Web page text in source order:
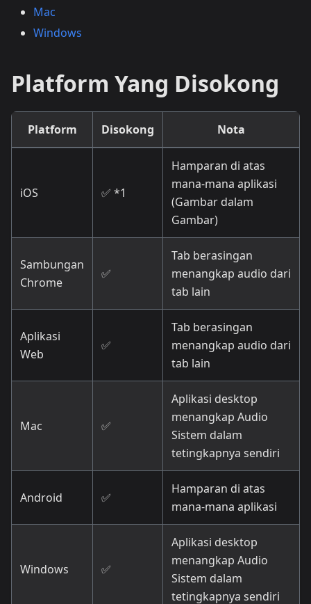
Mac
Windows
Platform Yang Disokong
Platform Disokong Nota
iOS ✅ *1
Hamparan di atas
mana-mana aplikasi
(Gambar dalam
Gambar)
Sambungan
Chrome
✅
Tab berasingan
menangkap audio dari
tab lain
Aplikasi
Web
✅
Tab berasingan
menangkap audio dari
tab lain
Mac ✅
Aplikasi desktop
menangkap Audio
Sistem dalam
tetingkapnya sendiri
Android ✅
Hamparan di atas
mana-mana aplikasi
Windows ✅
Aplikasi desktop
menangkap Audio
Sistem dalam
tetingkapnya sendiri